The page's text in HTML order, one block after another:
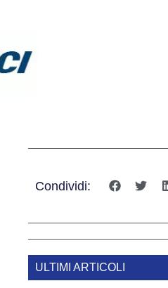
Condividi:
ULTIMI ARTICOLI